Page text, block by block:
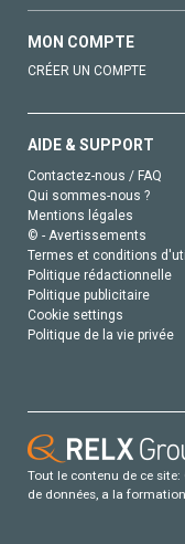
MON COMPTE
CRÉER UN COMPTE
AIDE & SUPPORT
Contactez-nous / FAQ
Qui sommes-nous ?
Mentions légales
© - Avertissements
Termes et conditions
Politique rédactionnelle
Politique publicitaire
Cookie settings
Politique de la vie privée
Tout le contenu de ce
de données, a la